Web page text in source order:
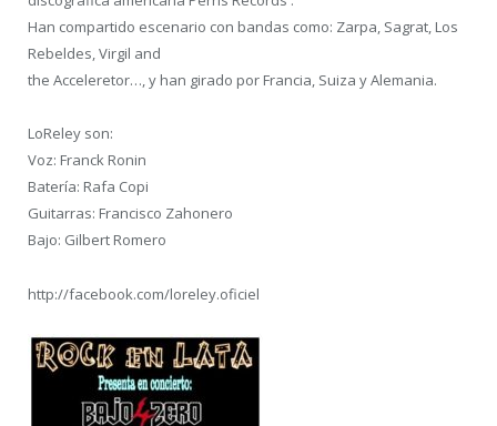
Han compartido escenario con bandas como: Zarpa, Sagrat, Los
Rebeldes, Virgil and
the Acceleretor…, y han girado por Francia, Suiza y Alemania.
LoReley son:
Voz: Franck Ronin
Batería: Rafa Copi
Guitarras: Francisco Zahonero
Bajo: Gilbert Romero
http://facebook.com/loreley.oficiel